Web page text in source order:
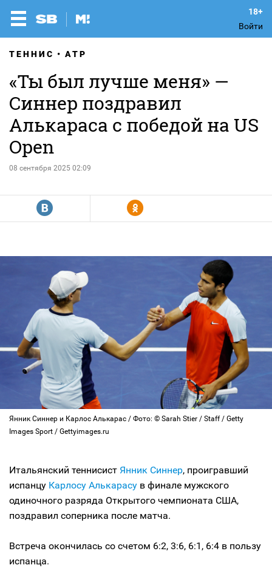
Войти
ТЕННИС ATP
«Ты был лучше меня» —
Синнер поздравил
Алькараса с победой на US
Open
08 сентября 2025 02:09
R Y
Янник Синнер и Карлос Алькарас / Фото: © Sarah Stier / Staff / Getty
Images Sport / Gettyimages.ru
Итальянский теннисист Янник Синнер, проигравший
испанцу Карлосу Алькарасу в финале мужского
одиночного разряда Открытого чемпионата США,
поздравил соперника после матча.
Встреча окончилась со счетом 6:2, 3:6, 6:1, 6:4 в пользу
испанца.